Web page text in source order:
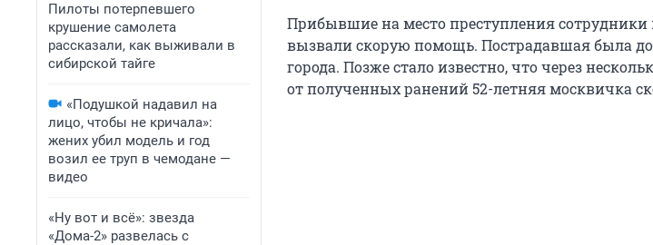
Пилоты потерпевшего
крушение самолета
рассказали, как выживали в
сибирской тайге
«Подушкой надавил на
лицо, чтобы не кричала»:
жених убил модель и год
возил ее труп в чемодане —
видео
«Ну вот и всё»: звезда
«Дома-2» развелась с
Прибывшие на место преступления
вызвали скорую помощь. Пострадавшая была
города. Позже стало известно, что через
от полученных ранений 52-летняя москвичка